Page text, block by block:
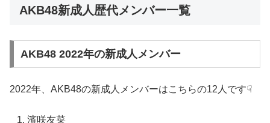
AKB48新成人歴代メンバー一覧
AKB48 2022年の新成人メンバー
2022年、AKB48の新成人メンバーはこちらの12人です☟
濱咲友菜